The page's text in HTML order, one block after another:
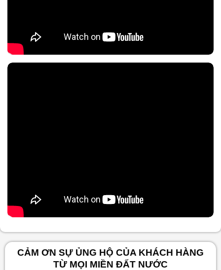
CẢM ƠN SỰ ỦNG HỘ CỦA KHÁCH HÀNG
TỪ MỌI MIỀN ĐẤT NƯỚC